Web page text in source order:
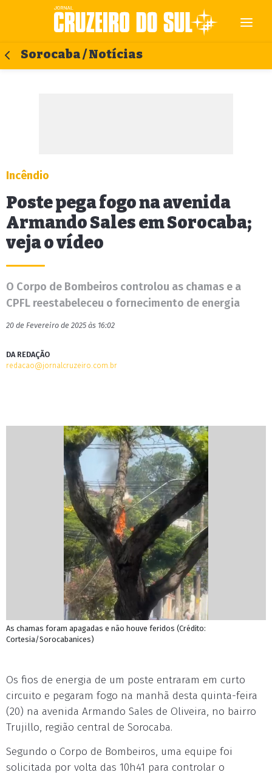
Sorocaba / Notícias
Incêndio
Poste pega fogo na avenida
Armando Sales em Sorocaba;
veja o vídeo
O Corpo de Bombeiros controlou as chamas e a
CPFL reestabeleceu o fornecimento de energia
20 de Fevereiro de 2025 às 16:02
DA REDAÇÃO
redacao@jornalcruzeiro.com.br
As chamas foram apagadas e não houve feridos (Crédito:
Cortesia/Sorocabanices)
Os fios de energia de um poste entraram em curto
circuito e pegaram fogo na manhã desta quinta-feira
(20) na avenida Armando Sales de Oliveira, no bairro
Trujillo, região central de Sorocaba.
Segundo o Corpo de Bombeiros, uma equipe foi
solicitada por volta das 10h41 para controlar o